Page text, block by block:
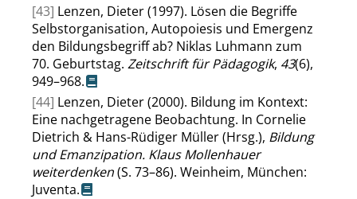
[43] Lenzen, Dieter (1997). Lösen die Begriffe
Selbstorganisation, Autopoiesis und Emergenz
den Bildungsbegriff ab? Niklas Luhmann zum
70. Geburtstag. Zeitschrift für Pädagogik, 43(6),
949–968.
[44] Lenzen, Dieter (2000). Bildung im Kontext:
Eine nachgetragene Beobachtung. In Cornelie
Dietrich & Hans-Rüdiger Müller (Hrsg.), Bildung
und Emanzipation. Klaus Mollenhauer
weiterdenken(S. 73–86). Weinheim, München:
Juventa.